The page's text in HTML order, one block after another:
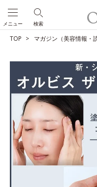
検索
メニュー
TOP マガジン（美容情報・